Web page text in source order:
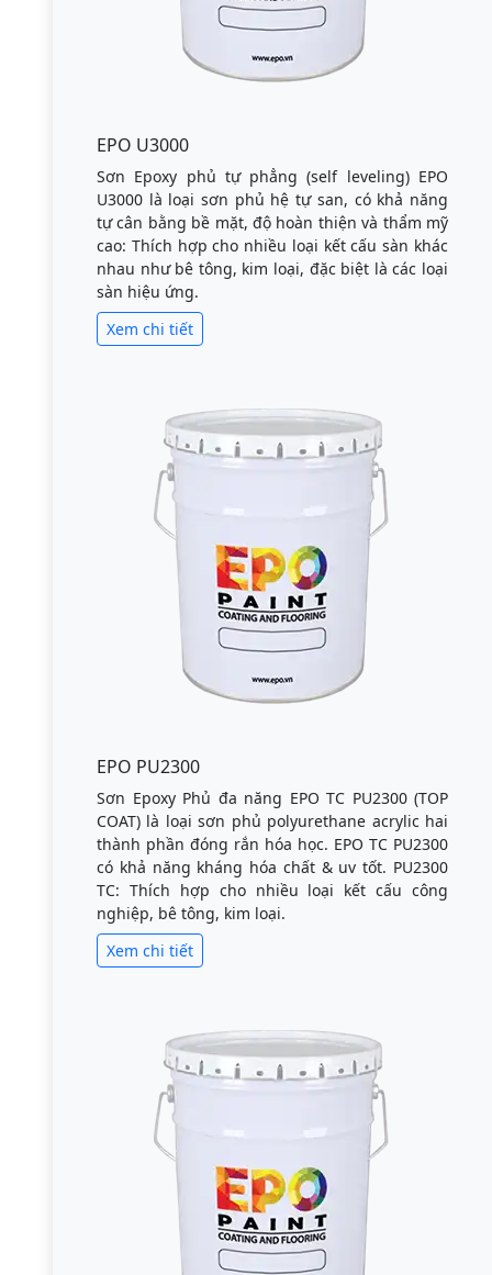
EPO U3000
Sơn Epoxy phủ tự phẳng (self leveling) EPO
U3000 là loại sơn phủ hệ tự san, có khả năng
tự cân bằng bề mặt, độ hoàn thiện và thẩm mỹ
cao: Thích hợp cho nhiều loại kết cấu sàn khác
nhau như bê tông, kim loại, đặc biệt là các loại
sàn hiệu ứng.
Xem chi tiết
EPO PU2300
Sơn Epoxy Phủ đa năng EPO TC PU2300 (TOP
COAT) là loại sơn phủ polyurethane acrylic hai
thành phần đóng rắn hóa học. EPO TC PU2300
có khả năng kháng hóa chất & uv tốt. PU2300
TC: Thích hợp cho nhiều loại kết cấu công
nghiệp, bê tông, kim loại.
Xem chi tiết